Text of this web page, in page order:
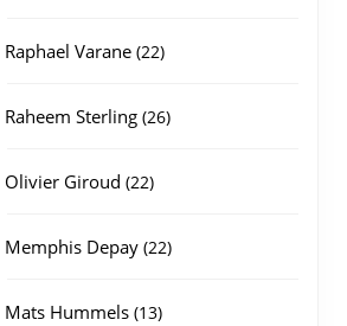
Raphael Varane 2222
Raheem Sterling 2626
Olivier Giroud 2222
Memphis Depay 2222
Mats Hummels 1313